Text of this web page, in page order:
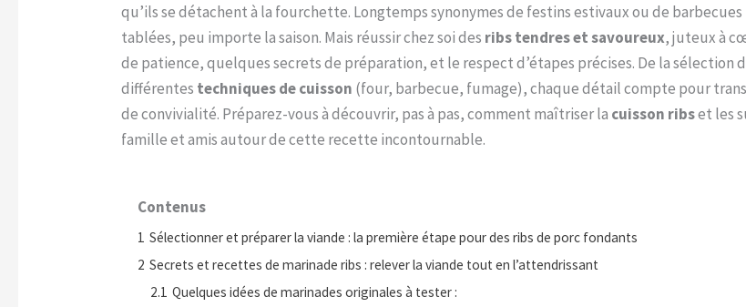
qu’ils se détachent à la fourchette. Longtemps synonymes de festins estivaux ou de
tablées, peu importe la saison. Mais réussir chez soi des ribs tendres et savoureux, juteux à
de patience, quelques secrets de préparation, et le respect d’étapes précises. De la sélection
différentes techniques de cuisson (four, barbecue, fumage), chaque détail compte pour
de convivialité. Préparez-vous à découvrir, pas à pas, comment maîtriser la cuisson ribset les
famille et amis autour de cette recette incontournable.
Contenus
1 Sélectionner et préparer la viande : la première étape pour des ribs de porc fondants
2 Secrets et recettes de marinade ribs : relever la viande tout en l’attendrissant
2.1 Quelques idées de marinades originales à tester :